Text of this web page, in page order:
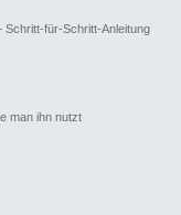
für-Schritt-Anleitung
man ihn nutzt